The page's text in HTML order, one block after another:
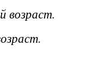
возраст.